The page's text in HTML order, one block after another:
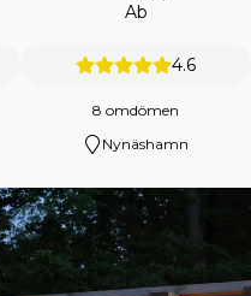
Ab
4.6
8 omdömen
Nynäshamn